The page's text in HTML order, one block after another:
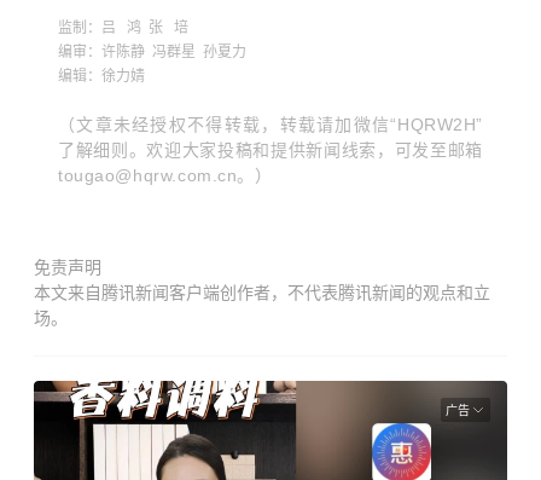
监制：吕 鸿 张 培
编审：许陈静 冯群星 孙夏力
编辑：徐力婧
（文章未经授权不得转载，转载请加微信“HQRW2H”
了解细则。欢迎大家投稿和提供新闻线索，可发至邮箱
tougao@hqrw.com.cn。）
免责声明
本文来自腾讯新闻客户端创作者，不代表腾讯新闻的观点和立
场。
广告